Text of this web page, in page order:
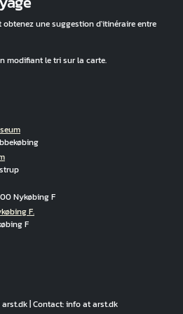
obtenez une suggestion d'itinéraire entre
modifiant le tri sur la carte.
Nykøbing F
F.
F
| Contact: info at arst.dk